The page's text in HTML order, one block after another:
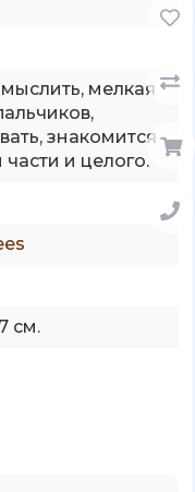
мелкая
знакомится
и целого.
см.